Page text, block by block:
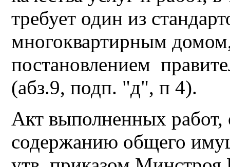
требует один из
многоквартирным
постановлением
(абз.9, подп. "д", п 4).
Акт выполненных работ,
содержанию общего